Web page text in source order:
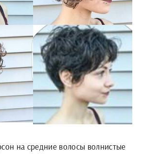
на средние волосы волнистые